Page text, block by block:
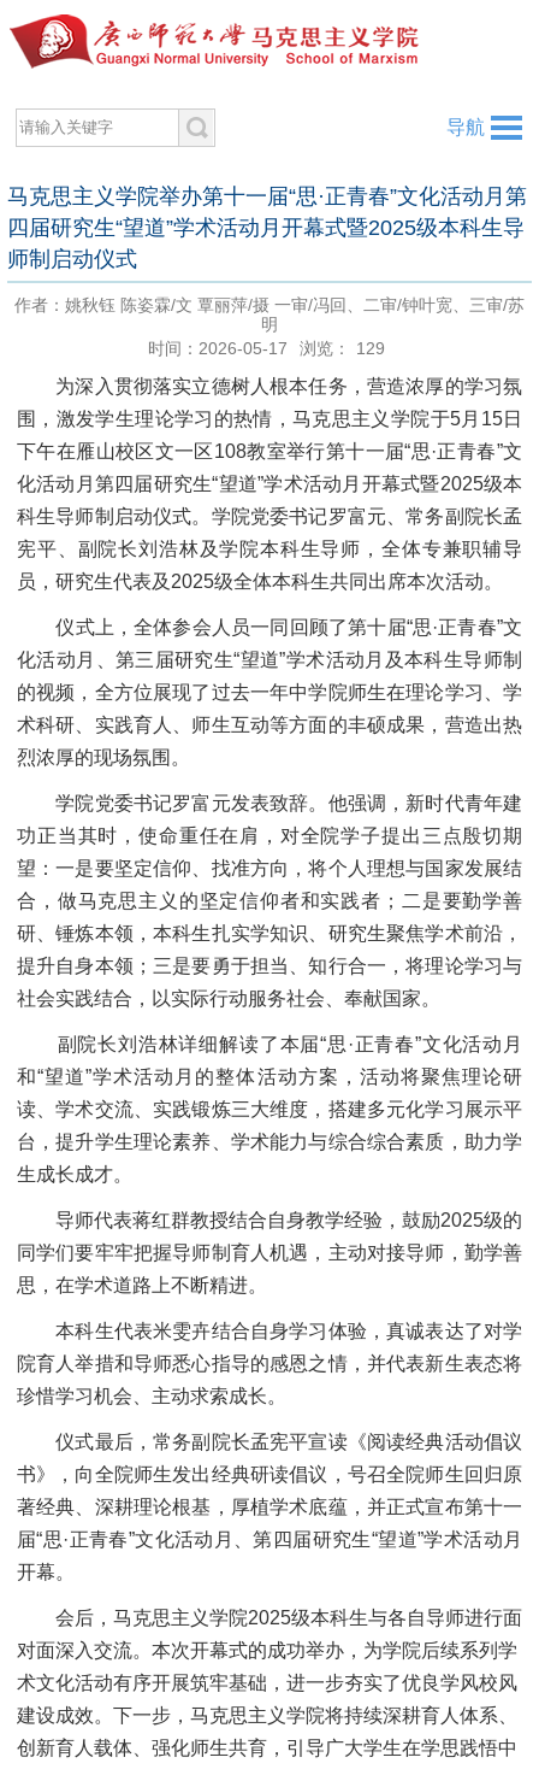
导航
马克思主义学院举办第十一届“思·正青春”文化活动月第
四届研究生“望道”学术活动月开幕式暨2025级本科生导
师制启动仪式
作者：姚秋钰 陈姿霖/文 覃丽萍/摄 一审/冯回、二审/钟叶宽、三审/苏
明
时间：2026-05-17
浏览： 129
为深入贯彻落实立德树人根本任务，营造浓厚的学习氛
围，激发学生理论学习的热情，马克思主义学院于5月15日
下午在雁山校区文一区108教室举行第十一届“思·正青春”文
化活动月第四届研究生“望道”学术活动月开幕式暨2025级本
科生导师制启动仪式。学院党委书记罗富元、常务副院长孟
宪平、副院长刘浩林及学院本科生导师，全体专兼职辅导
员，研究生代表及2025级全体本科生共同出席本次活动。
仪式上，全体参会人员一同回顾了第十届“思·正青春”文
化活动月、第三届研究生“望道”学术活动月及本科生导师制
的视频，全方位展现了过去一年中学院师生在理论学习、学
术科研、实践育人、师生互动等方面的丰硕成果，营造出热
烈浓厚的现场氛围。
学院党委书记罗富元发表致辞。他强调，新时代青年建
功正当其时，使命重任在肩，对全院学子提出三点殷切期
望：一是要坚定信仰、找准方向，将个人理想与国家发展结
合，做马克思主义的坚定信仰者和实践者；二是要勤学善
研、锤炼本领，本科生扎实学知识、研究生聚焦学术前沿，
提升自身本领；三是要勇于担当、知行合一，将理论学习与
社会实践结合，以实际行动服务社会、奉献国家。
副院长刘浩林详细解读了本届“思·正青春”文化活动月
和“望道”学术活动月的整体活动方案，活动将聚焦理论研
读、学术交流、实践锻炼三大维度，搭建多元化学习展示平
台，提升学生理论素养、学术能力与综合综合素质，助力学
生成长成才。
导师代表蒋红群教授结合自身教学经验，鼓励2025级的
同学们要牢牢把握导师制育人机遇，主动对接导师，勤学善
思，在学术道路上不断精进。
本科生代表米雯卉结合自身学习体验，真诚表达了对学
院育人举措和导师悉心指导的感恩之情，并代表新生表态将
珍惜学习机会、主动求索成长。
仪式最后，常务副院长孟宪平宣读《阅读经典活动倡议
书》，向全院师生发出经典研读倡议，号召全院师生回归原
著经典、深耕理论根基，厚植学术底蕴，并正式宣布第十一
届“思·正青春”文化活动月、第四届研究生“望道”学术活动月
开幕。
会后，马克思主义学院2025级本科生与各自导师进行面
对面深入交流。本次开幕式的成功举办，为学院后续系列学
术文化活动有序开展筑牢基础，进一步夯实了优良学风校风
建设成效。下一步，马克思主义学院将持续深耕育人体系、
创新育人载体、强化师生共育，引导广大学生在学思践悟中